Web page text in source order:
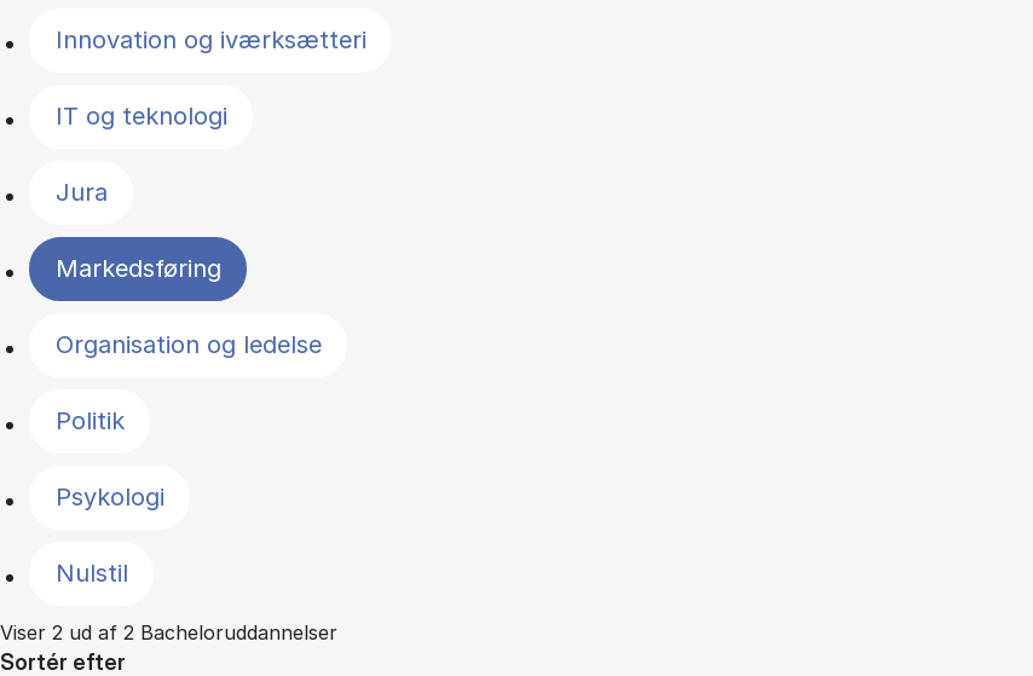
Innovation og iværksætteri
IT og teknologi
Jura
Markedsføring
Organisation og ledelse
Politik
Psykologi
Nulstil
Viser 2 ud af 2 Bacheloruddannelser
Sortér efter